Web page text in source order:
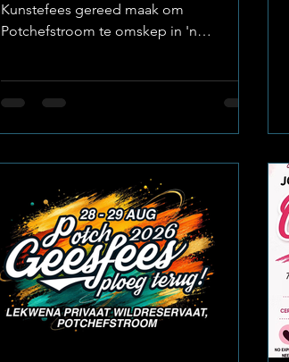
Kunstefees gereed maak om
Potchefstroom te omskep in 'n
na 'n uitstekende lys regstreekse
kunstenaars op die feesterrein is die
opkomende sanger-liedjieskrywer en
multi-instrumentalis Jadon Ronen
Bourne. Foto : Google - Instagram
Bekend vir sy meesleurende stem,
indrukwekkende musikaliteit en
natuurlike verhoogteenwoordigheid, is
Jadon g